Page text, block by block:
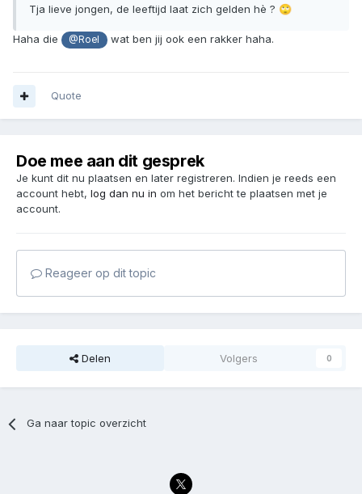
Tja lieve jongen, de leeftijd laat zich gelden hè ? 🙄
Haha die @Roel wat ben jij ook een rakker haha.
Quote
Doe mee aan dit gesprek
Je kunt dit nu plaatsen en later registreren. Indien je reeds een
account hebt, log dan nu in om het bericht te plaatsen met je
account.
Reageer op dit topic
Delen Volgers 0
Ga naar topic overzicht